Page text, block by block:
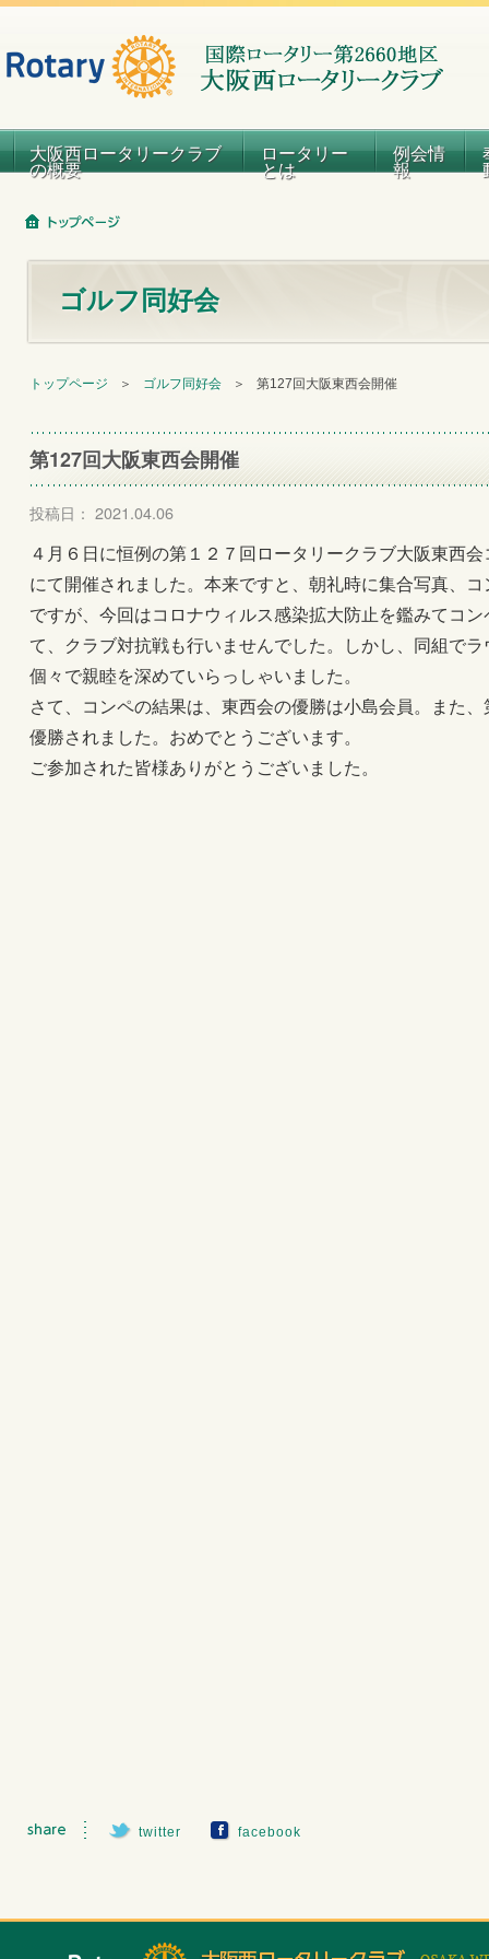
大阪西ロータリークラブ
の概要
ロータリー
とは
例会情
報
ゴルフ同好会
トップページ ＞ ゴルフ同好会 ＞ 第127回大阪東西会開催
第127回大阪東西会開催
投稿日： 2021.04.06
４月６日に恒例の第１２７回ロータリークラブ大阪東西
にて開催されました。本来ですと、朝礼時に集合写真、
ですが、今回はコロナウィルス感染拡大防止を鑑みてコ
て、クラブ対抗戦も行いませんでした。しかし、同組で
個々で親睦を深めていらっしゃいました。
さて、コンペの結果は、東西会の優勝は小島会員。また
優勝されました。おめでとうございます。
ご参加された皆様ありがとうございました。
twitter facebook